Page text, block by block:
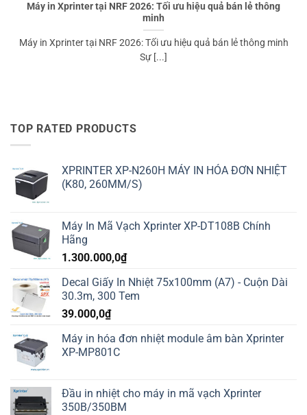
Máy in Xprinter tại NRF 2026: Tối ưu hiệu quả bán lẻ thông
minh
Máy in Xprinter tại NRF 2026: Tối ưu hiệu quả bán lẻ thông minh
Sự [...]
TOP RATED PRODUCTS
XPRINTER XP-N260H MÁY IN HÓA ĐƠN NHIỆT
(K80, 260MM/S)
Máy In Mã Vạch Xprinter XP-DT108B Chính
Hãng
1.300.000,0₫
Decal Giấy In Nhiệt 75x100mm (A7) - Cuộn Dài
30.3m, 300 Tem
39.000,0₫
Máy in hóa đơn nhiệt module âm bàn Xprinter
XP-MP801C
Đầu in nhiệt cho máy in mã vạch Xprinter
350B/350BM